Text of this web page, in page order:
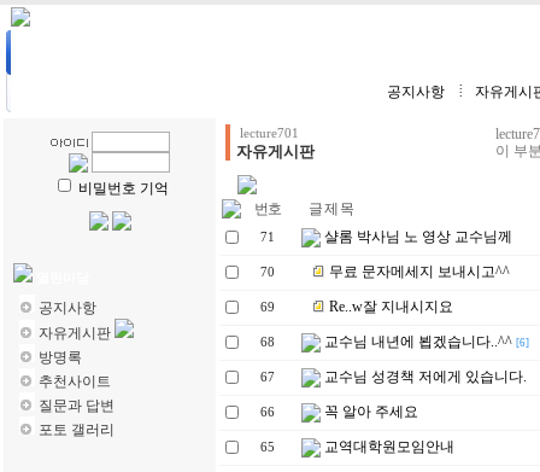
공지사항 자유게시
비밀번호 기억
열린마당
공지사항
자유게시판
방명록
추천사이트
질문과 답변
포토 갤러리
lecture701
자유게시판
이 부
번호 글 제 목
71 샬롬 박사님 노 영상 교수님께
70 무료 문자메세지 보내시고^^
69 Re..w잘 지내시지요
68 교수님 내년에 뵙겠습니다..^^ [6]
67 교수님 성경책 저에게 있습니다.
66 꼭 알아 주세요
65 교역대학원모임안내